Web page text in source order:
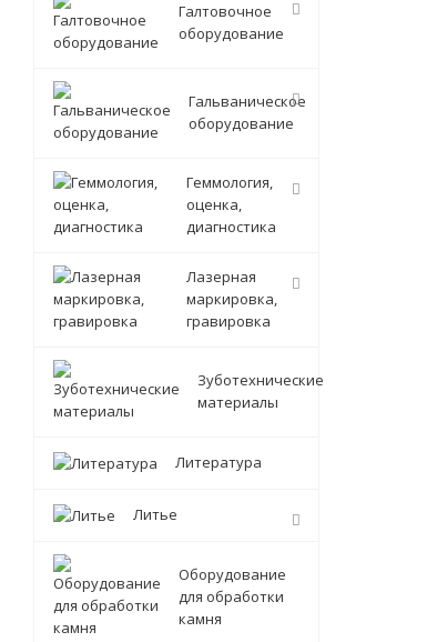
Галтовочное
оборудование
Гальваническое
оборудование
Геммология,
оценка,
диагностика
Лазерная
маркировка,
гравировка
Зуботехнические
материалы
Литература
Литье
Оборудование
для обработки
камня